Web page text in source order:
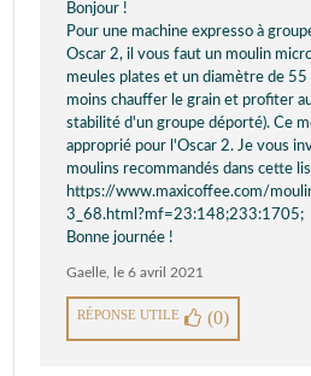
Bonjour !
Pour une machine expresso à
Oscar 2, il vous faut un moulin
meules plates et un diamètre de
moins chauffer le grain et profiter
stabilité d'un groupe déporté). Ce
approprié pour l'Oscar 2. Je vous
moulins recommandés dans cette
https://www.maxicoffee.com/
3_68.html?mf=23:148;233:1705;
Bonne journée !
Gaelle le 6 avril 2021
RÉPONSE UTILE (0)